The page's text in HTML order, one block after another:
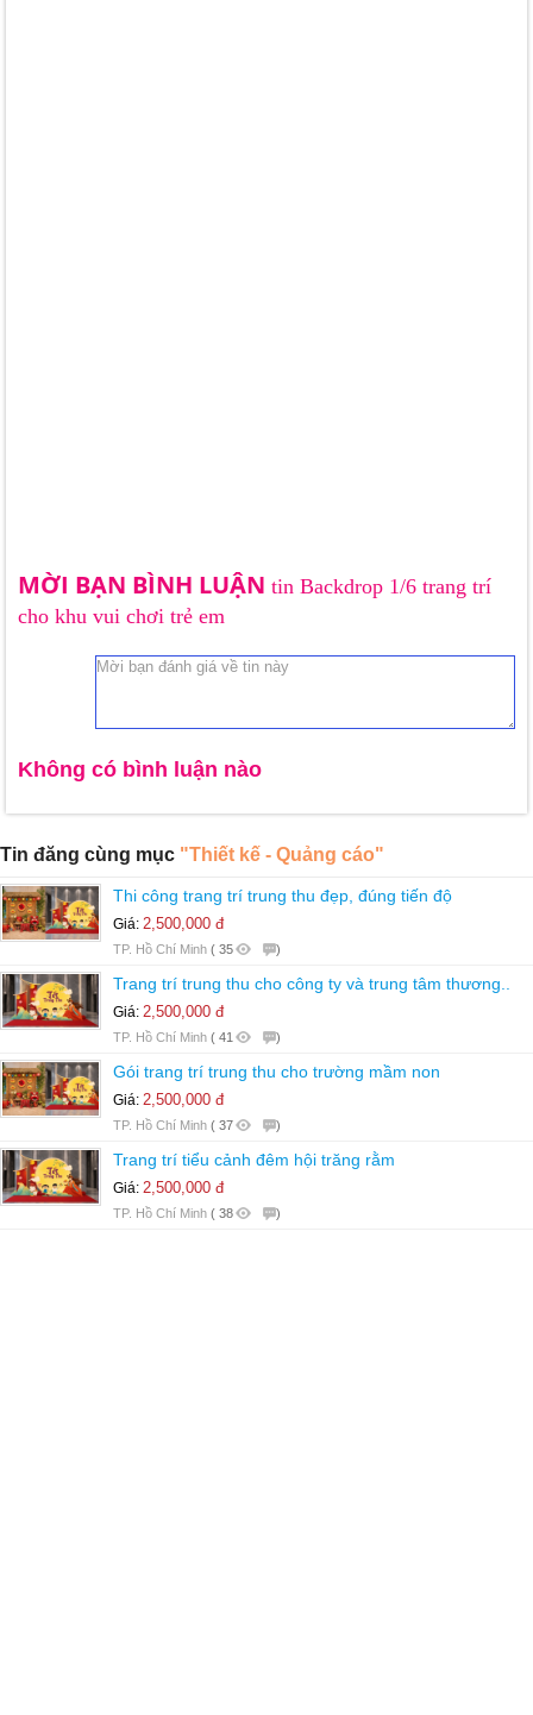
MỜI BẠN BÌNH LUẬN tin Backdrop 1/6 trang trí
cho khu vui chơi trẻ em
Không có bình luận nào
Tin đăng cùng mục "Thiết kế - Quảng cáo"
Thi công trang trí trung thu đẹp, đúng tiến độ
Giá: 2,500,000 đ
TP. Hồ Chí Minh ( 35 )
Trang trí trung thu cho công ty và trung tâm thương..
Giá: 2,500,000 đ
TP. Hồ Chí Minh ( 41 )
Gói trang trí trung thu cho trường mầm non
Giá: 2,500,000 đ
TP. Hồ Chí Minh ( 37 )
Trang trí tiểu cảnh đêm hội trăng rằm
Giá: 2,500,000 đ
TP. Hồ Chí Minh ( 38 )